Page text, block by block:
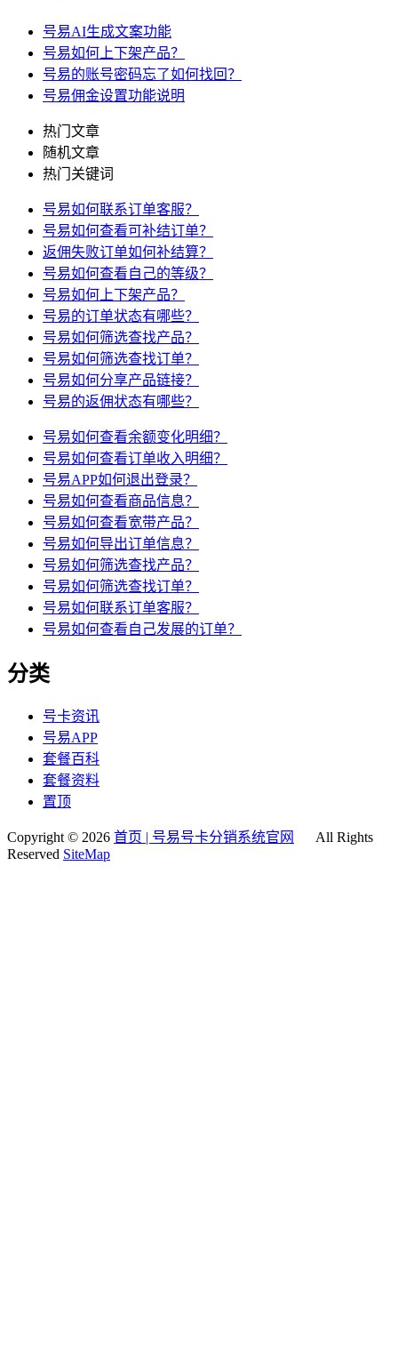
号易AI生成文案功能
号易如何上下架产品？
号易的账号密码忘了如何找回？
号易佣金设置功能说明
热门文章
随机文章
热门关键词
号易如何联系订单客服？
号易如何查看可补结订单？
返佣失败订单如何补结算？
号易如何查看自己的等级？
号易如何上下架产品？
号易的订单状态有哪些？
号易如何筛选查找产品？
号易如何筛选查找订单？
号易如何分享产品链接？
号易的返佣状态有哪些？
号易如何查看余额变化明细？
号易如何查看订单收入明细？
号易APP如何退出登录？
号易如何查看商品信息？
号易如何查看宽带产品？
号易如何导出订单信息？
号易如何筛选查找产品？
号易如何筛选查找订单？
号易如何联系订单客服？
号易如何查看自己发展的订单？
分类
号卡资讯
号易APP
套餐百科
套餐资料
置顶
Copyright © 2026 首页 | 号易号卡分销系统官网
All Rights
Reserved SiteMap